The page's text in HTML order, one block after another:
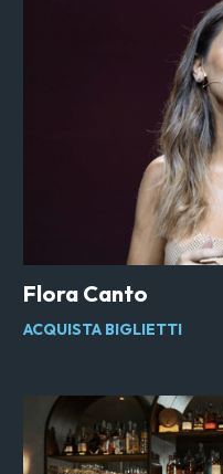
Flora Canto
ACQUISTA BIGLIETTI